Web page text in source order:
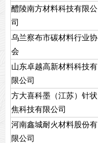
醴陵南方材料科技有限公
司
乌兰察布市碳材料行业协
会
山东卓越高新材料科技有
限公司
方大喜科墨（江苏）针状
焦科技有限公司
河南鑫城耐火材料股份有
限公司